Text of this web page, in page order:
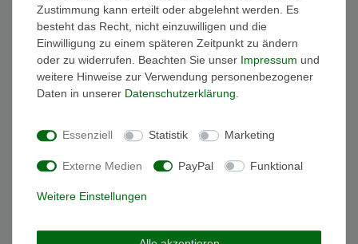
Sicher und Bequem bezahlen
Schneller und sicherer Versand
Zustimmung kann erteilt oder abgelehnt werden. Es
besteht das Recht, nicht einzuwilligen und die
Einwilligung zu einem späteren Zeitpunkt zu ändern
oder zu widerrufen. Beachten Sie unser Impressum und
weitere Hinweise zur Verwendung personenbezogener
Daten in unserer Daten­schutz­erklärung
Essenziell Statistik Marketing
Externe Medien PayPal Funktional
Weitere Einstellungen